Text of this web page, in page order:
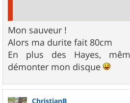
Mon sauveur !
Alors ma durite fait 80cm
En plus des Hayes,
démonter mon disque
ChristianB